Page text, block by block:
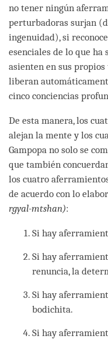
no tener ningún
perturbadoras surjan
ingenuidad), si
esenciales de lo que ha
asienten en sus propios
liberan
cinco conciencias
De esta manera, los
alejan la mente y los
Gampopa no solo se
que también
los cuatro
de acuerdo con lo
rgyal-mtshan):
Si hay
Si hay
renuncia, la
Si hay
bodichita.
Si hay